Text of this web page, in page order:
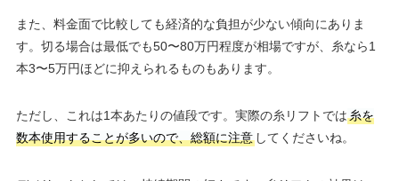
また、料金面で比較しても経済的な負担が少ない傾向にありま
す。切る場合は最低でも50〜80万円程度が相場ですが、糸なら1
本3〜5万円ほどに抑えられるものもあります。
ただし、これは1本あたりの値段です。実際の糸リフトでは糸を
数本使用することが多いので、総額に注意してくださいね。